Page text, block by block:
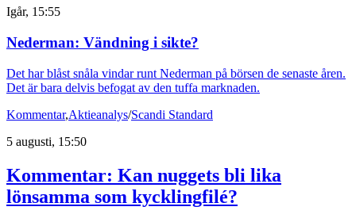
Igår, 15:55
Nederman: Vändning i sikte?
Det har blåst snåla vindar runt Nederman på börsen de senaste åren.
Det är bara delvis befogat av den tuffa marknaden.
Kommentar,Aktieanalys/Scandi Standard
5 augusti, 15:50
Kommentar: Kan nuggets bli lika
lönsamma som kycklingfilé?